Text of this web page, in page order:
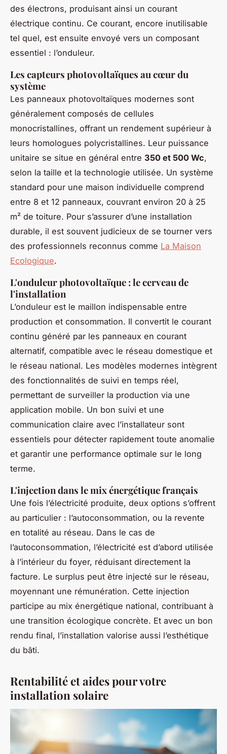
des électrons, produisant ainsi un courant
électrique continu. Ce courant, encore inutilisable
tel quel, est ensuite envoyé vers un composant
essentiel : l’onduleur.
Les capteurs photovoltaïques au cœur du
système
Les panneaux photovoltaïques modernes sont
généralement composés de cellules
monocristallines, offrant un rendement supérieur à
leurs homologues polycristallines. Leur puissance
unitaire se situe en général entre 350 et 500 Wc,
selon la taille et la technologie utilisée. Un système
standard pour une maison individuelle comprend
entre 8 et 12 panneaux, couvrant environ 20 à 25
m² de toiture. Pour s’assurer d’une installation
durable, il est souvent judicieux de se tourner vers
des professionnels reconnus comme La Maison
Ecologique.
L'onduleur photovoltaïque : le cerveau de
l'installation
L’onduleur est le maillon indispensable entre
production et consommation. Il convertit le courant
continu généré par les panneaux en courant
alternatif, compatible avec le réseau domestique et
le réseau national. Les modèles modernes intègrent
des fonctionnalités de suivi en temps réel,
permettant de surveiller la production via une
application mobile. Un bon suivi et une
communication claire avec l’installateur sont
essentiels pour détecter rapidement toute anomalie
et garantir une performance optimale sur le long
terme.
L'injection dans le mix énergétique français
Une fois l’électricité produite, deux options s’offrent
au particulier : l’autoconsommation, ou la revente
en totalité au réseau. Dans le cas de
l’autoconsommation, l’électricité est d’abord utilisée
à l’intérieur du foyer, réduisant directement la
facture. Le surplus peut être injecté sur le réseau,
moyennant une rémunération. Cette injection
participe au mix énergétique national, contribuant à
une transition écologique concrète. Et avec un bon
rendu final, l’installation valorise aussi l’esthétique
du bâti.
Rentabilité et aides pour votre
installation solaire